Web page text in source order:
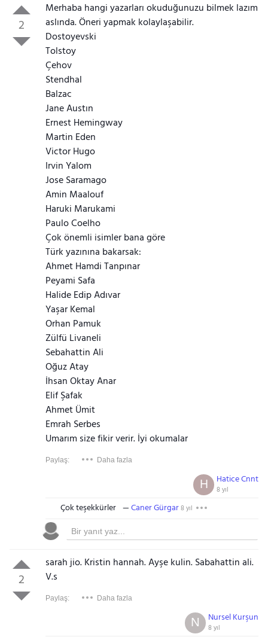
2
Merhaba hangi yazarları okuduğunuzu bilmek lazım
aslında. Öneri yapmak kolaylaşabilir.
Dostoyevski
Tolstoy
Çehov
Stendhal
Balzac
Jane Austın
Ernest Hemingway
Martin Eden
Victor Hugo
Irvin Yalom
Jose Saramago
Amin Maalouf
Haruki Marukami
Paulo Coelho
Çok önemli isimler bana göre
Türk yazınına bakarsak:
Ahmet Hamdi Tanpınar
Peyami Safa
Halide Edip Adıvar
Yaşar Kemal
Orhan Pamuk
Zülfü Livaneli
Sebahattin Ali
Oğuz Atay
İhsan Oktay Anar
Elif Şafak
Ahmet Ümit
Emrah Serbes
Umarım size fikir verir. İyi okumalar
Paylaş: Daha fazla
Hatice Cnnt
8 yıl
H
Çok teşekkürler Caner Gürgar8 yıl
2
sarah jio. Kristin hannah. Ayşe kulin. Sabahattin ali.
V.s
Paylaş: Daha fazla
Nursel Kurşun
8 yıl
N